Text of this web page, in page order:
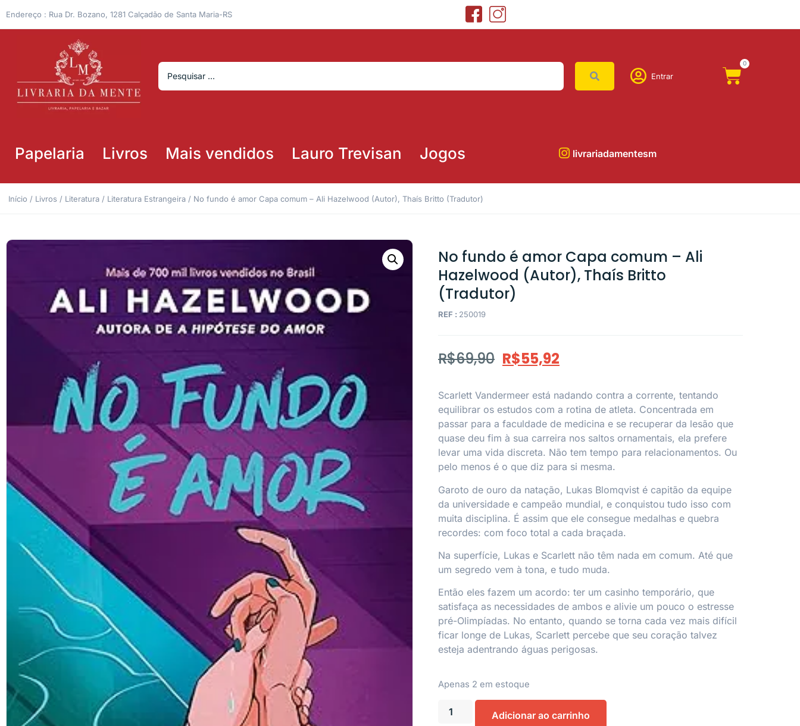
Endereço : Rua Dr. Bozano, 1281 Calçadão de Santa Maria-RS
Entrar
0
Papelaria Livros Mais vendidos Lauro Trevisan Jogos livrariadamentesm
Início / Livros / Literatura / Literatura Estrangeira / No fundo é amor Capa comum – Ali Hazelwood (Autor), Thaís Britto (Tradutor)
No fundo é amor Capa comum – Ali
Hazelwood (Autor), Thaís Britto
(Tradutor)
REF : 250019
R$69,90 R$55,92
Scarlett Vandermeer está nadando contra a corrente, tentando
equilibrar os estudos com a rotina de atleta. Concentrada em
passar para a faculdade de medicina e se recuperar da lesão que
quase deu fim à sua carreira nos saltos ornamentais, ela prefere
levar uma vida discreta. Não tem tempo para relacionamentos. Ou
pelo menos é o que diz para si mesma.
Garoto de ouro da natação, Lukas Blomqvist é capitão da equipe
da universidade e campeão mundial, e conquistou tudo isso com
muita disciplina. É assim que ele consegue medalhas e quebra
recordes: com foco total a cada braçada.
Na superfície, Lukas e Scarlett não têm nada em comum. Até que
um segredo vem à tona, e tudo muda.
Então eles fazem um acordo: ter um casinho temporário, que
satisfaça as necessidades de ambos e alivie um pouco o estresse
pré-Olimpíadas. No entanto, quando se torna cada vez mais difícil
ficar longe de Lukas, Scarlett percebe que seu coração talvez
esteja adentrando águas perigosas.
Apenas 2 em estoque
Adicionar ao carrinho